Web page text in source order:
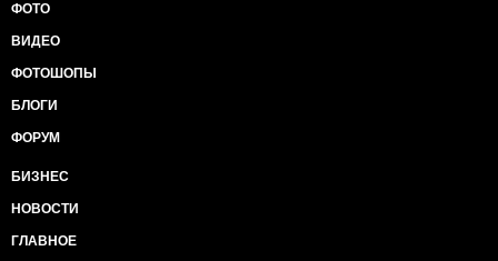
ФОТО
ВИДЕО
ФОТОШОПЫ
БЛОГИ
ФОРУМ
БИЗНЕС
НОВОСТИ
ГЛАВНОЕ